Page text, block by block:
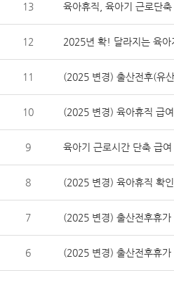
13 육아휴직, 육아기 근로단축
12 2025년 확! 달라지는 육아
11 (2025 변경) 출산전후(유
10 (2025 변경) 육아휴직 급
9 육아기 근로시간 단축 급여
8 (2025 변경) 육아휴직 확
7 (2025 변경) 출산전후휴가
6 (2025 변경) 출산전후휴가